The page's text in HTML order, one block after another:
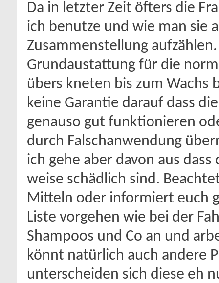
Da in letzter Zeit öfters die
ich benutze und wie man sie
Zusammenstellung
Grundaustattung für die
übers kneten bis zum Wachs
keine Garantie darauf dass
genauso gut funktionieren
durch Falschanwendung
ich gehe aber davon aus
weise schädlich sind.
Mitteln oder informiert euch
Liste vorgehen wie bei der
Shampoos und Co an und
könnt natürlich auch andere
unterscheiden sich diese eh